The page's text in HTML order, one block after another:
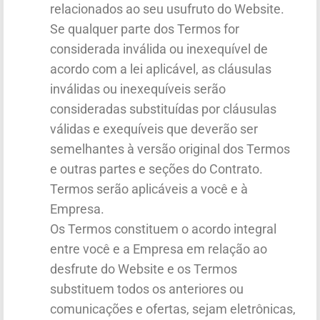
relacionados ao seu usufruto do Website.
Se qualquer parte dos Termos for
considerada inválida ou inexequível de
acordo com a lei aplicável, as cláusulas
inválidas ou inexequíveis serão
consideradas substituídas por cláusulas
válidas e exequíveis que deverão ser
semelhantes à versão original dos Termos
e outras partes e seções do Contrato.
Termos serão aplicáveis a você e à
Empresa.
Os Termos constituem o acordo integral
entre você e a Empresa em relação ao
desfrute do Website e os Termos
substituem todos os anteriores ou
comunicações e ofertas, sejam eletrônicas,